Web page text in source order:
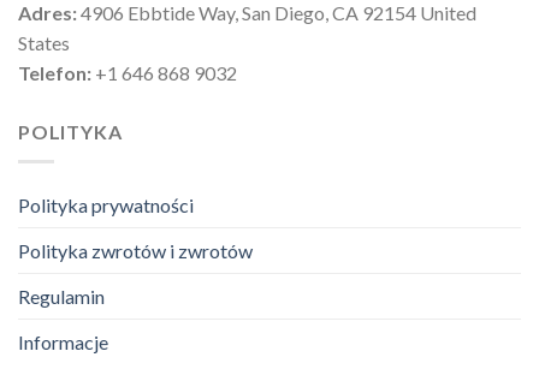
Adres:4906 Ebbtide Way, San Diego, CA 92154 United
States
Telefon: +1 646 868 9032
POLITYKA
Polityka prywatności
Polityka zwrotów i zwrotów
Regulamin
Informacje